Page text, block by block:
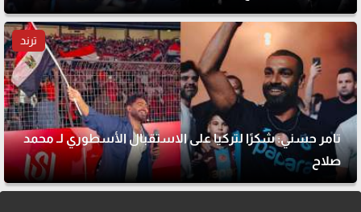
ترند
تامر حسني: شكرًا لتركيا على الاستقبال الأسطوري لـ محمد
صلاح